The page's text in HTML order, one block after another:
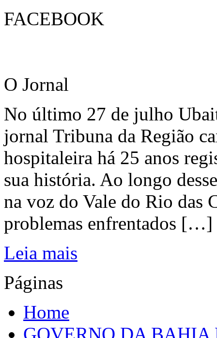
FACEBOOK
O Jornal
No último 27 de julho
jornal Tribuna da Região
hospitaleira há 25 anos
sua história. Ao longo
na voz do Vale do Rio das
problemas enfrentados […]
Leia mais
Páginas
Home